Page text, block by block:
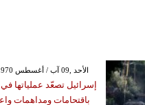
GMT 12:06 1970 الأحد ,09 آب / أغسطس
إسرائيل تصعّد عملياتها في
باقتحامات ومداهمات